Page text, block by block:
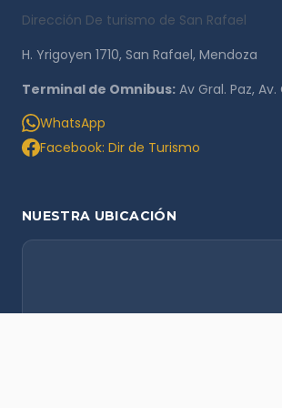
Dirección De turismo de San Rafael
H. Yrigoyen 1710, San Rafael, Mendoza
Terminal de Omnibus: Av Gral. Paz,
WhatsApp
Facebook: Dir de Turismo
NUESTRA UBICACIÓN